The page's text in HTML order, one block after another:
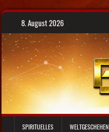
Skip
content
8. August 2026
SPIRITUELLES WELTGESCHEHEN